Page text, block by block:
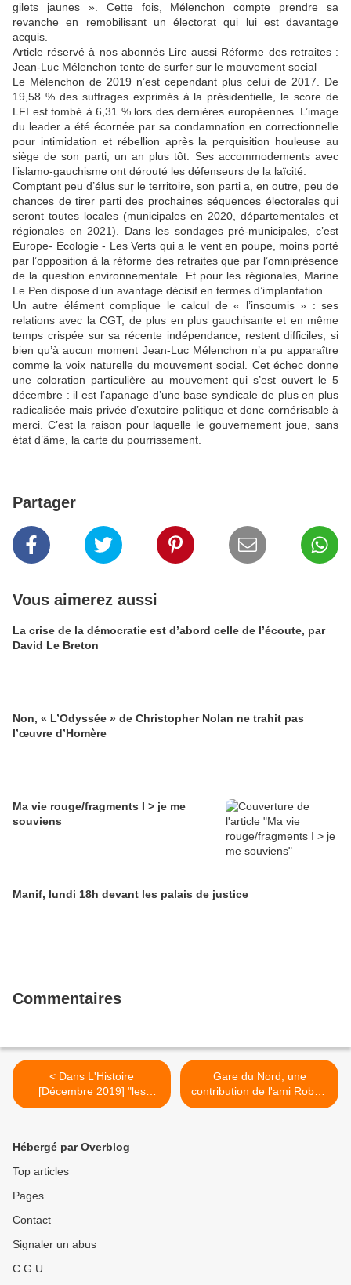
gilets jaunes ». Cette fois, Mélenchon compte prendre sa
revanche en remobilisant un électorat qui lui est davantage
acquis.
Article réservé à nos abonnés Lire aussi Réforme des retraites :
Jean-Luc Mélenchon tente de surfer sur le mouvement social
Le Mélenchon de 2019 n’est cependant plus celui de 2017. De
19,58 % des suffrages exprimés à la présidentielle, le score de
LFI est tombé à 6,31 % lors des dernières européennes. L’image
du leader a été écornée par sa condamnation en correctionnelle
pour intimidation et rébellion après la perquisition houleuse au
siège de son parti, un an plus tôt. Ses accommodements avec
l’islamo-gauchisme ont dérouté les défenseurs de la laïcité.
Comptant peu d’élus sur le territoire, son parti a, en outre, peu de
chances de tirer parti des prochaines séquences électorales qui
seront toutes locales (municipales en 2020, départementales et
régionales en 2021). Dans les sondages pré-municipales, c’est
Europe- Ecologie - Les Verts qui a le vent en poupe, moins porté
par l’opposition à la réforme des retraites que par l’omniprésence
de la question environnementale. Et pour les régionales, Marine
Le Pen dispose d’un avantage décisif en termes d’implantation.
Un autre élément complique le calcul de « l’insoumis » : ses
relations avec la CGT, de plus en plus gauchisante et en même
temps crispée sur sa récente indépendance, restent difficiles, si
bien qu’à aucun moment Jean-Luc Mélenchon n’a pu apparaître
comme la voix naturelle du mouvement social. Cet échec donne
une coloration particulière au mouvement qui s’est ouvert le 5
décembre : il est l’apanage d’une base syndicale de plus en plus
radicalisée mais privée d’exutoire politique et donc cornérisable à
merci. C’est la raison pour laquelle le gouvernement joue, sans
état d’âme, la carte du pourrissement.
Partager
Vous aimerez aussi
La crise de la démocratie est d’abord celle de l’écoute, par
David Le Breton
Non, « L’Odyssée » de Christopher Nolan ne trahit pas
l’œuvre d’Homère
Ma vie rouge/fragments I > je me
souviens
Manif, lundi 18h devant les palais de justice
Commentaires
< Dans L'Histoire
[Décembre 2019] "les
disparus de la Guerre
#Audin
Gare du Nord, une
contribution de l'ami Robert
Spizzichino #GareduNord >
Hébergé par Overblog
Top articles
Pages
Contact
Signaler un abus
C.G.U.